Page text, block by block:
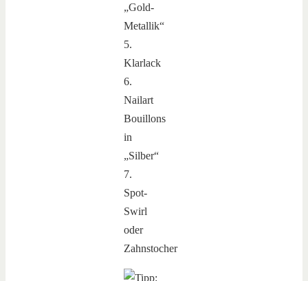
„Gold-
Metallik“
5.
Klarlack
6.
Nailart
Bouillons
in
„Silber“
7.
Spot-
Swirl
oder
Zahnstocher